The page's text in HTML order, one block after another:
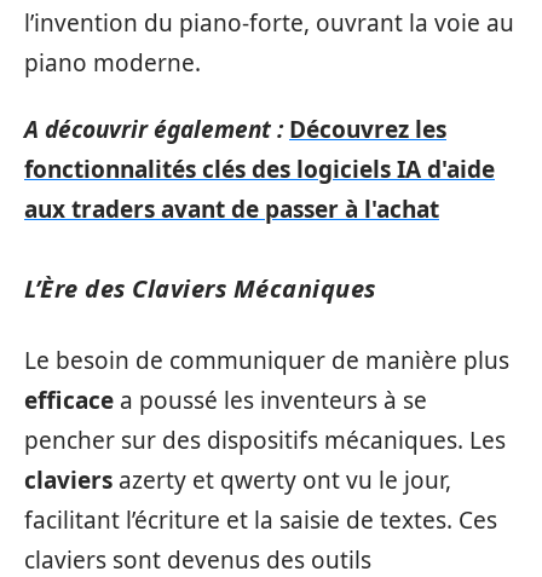
l’invention du piano-forte, ouvrant la voie au
piano moderne.
A découvrir également : Découvrez les
fonctionnalités clés des logiciels IA d'aide
aux traders avant de passer à l'achat
L’Ère des Claviers Mécaniques
Le besoin de communiquer de manière plus
efficace a poussé les inventeurs à se
pencher sur des dispositifs mécaniques. Les
claviers azerty et qwerty ont vu le jour,
facilitant l’écriture et la saisie de textes. Ces
claviers sont devenus des outils